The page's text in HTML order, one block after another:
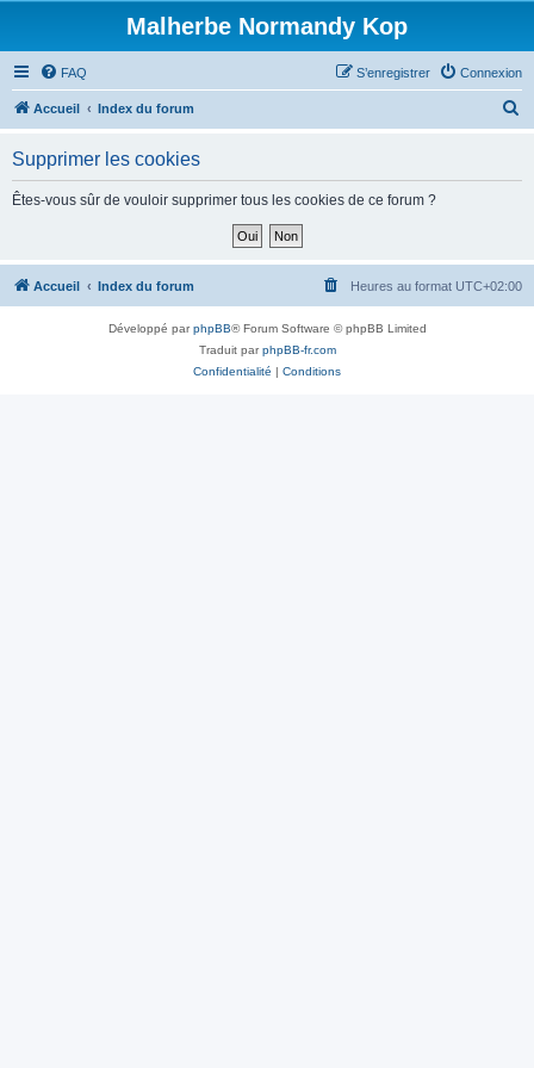
Malherbe Normandy Kop
FAQ Connexion
S’enregistrer
Accueil Index du forum
h
Supprimer les cookies
Êtes-vous sûr de vouloir supprimer tous les cookies de ce forum ?
Accueil Index du forum Heures au format UTC+02:00
Développé parphpBB® Forum Software © phpBB Limited
Traduit parphpBB-fr.com
Confidentialité | Conditions